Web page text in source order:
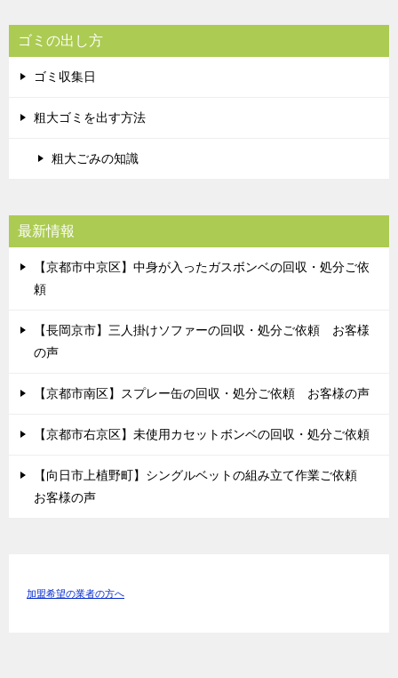
ゴミの出し方
ゴミ収集日
粗大ゴミを出す方法
粗大ごみの知識
最新情報
【京都市中京区】中身が入ったガスボンベの回収・処分ご依
頼
【長岡京市】三人掛けソファーの回収・処分ご依頼 お客様
の声
【京都市南区】スプレー缶の回収・処分ご依頼 お客様の声
【京都市右京区】未使用カセットボンベの回収・処分ご依頼
【向日市上植野町】シングルベットの組み立て作業ご依頼
お客様の声
加盟希望の業者の方へ